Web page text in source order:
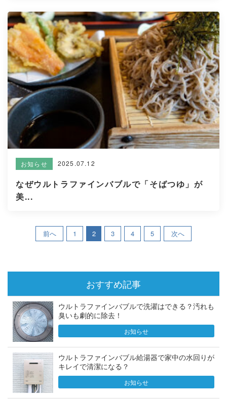
お知らせ 2025.07.12
なぜウルトラファインバブルで「そばつゆ」が
美...
前へ 1 2 3 4 5 次へ
おすすめ記事
ウルトラファインバブルで洗濯はできる？汚れも
臭いも劇的に除去！
お知らせ
ウルトラファインバブル給湯器で家中の水回りが
キレイで清潔になる？
お知らせ